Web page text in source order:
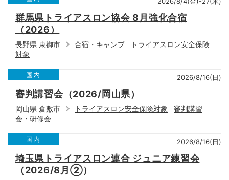
群馬県トライアスロン協会 8月強化合宿
（2026）
長野県 東御市 合宿・キャンプ
トライアスロン安全保険
対象
国内 2026/8/16(日)
審判講習会（2026/岡山県）
岡山県 倉敷市 トライアスロン安全保険対象
審判講習
会・研修会
国内 2026/8/16(日)
埼玉県トライアスロン連合 ジュニア練習会
（2026/8月②）